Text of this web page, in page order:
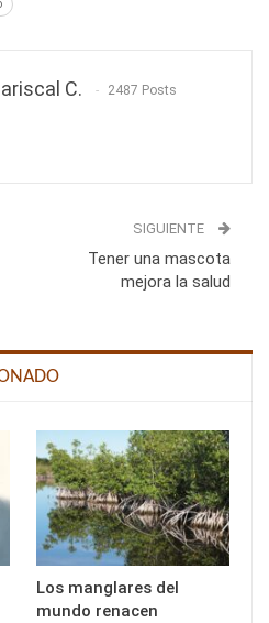
C. 2487 Posts
SIGUIENTE
Tener una mascota
mejora la salud
Los manglares del
mundo renacen